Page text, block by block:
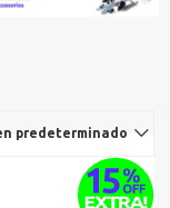
predeterminado